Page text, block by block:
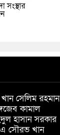
সংস্থার
খান সেলিম রহমান
কামাল
হাসান সরকার
সৌরভ খান